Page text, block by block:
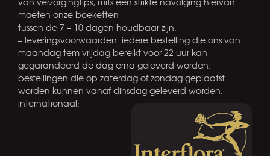
moeten onze boeketten
tussen de 7 – 10 dagen houdbaar zijn.
– leveringsvoorwaarden: iedere bestelling die ons van
maandag tem vrijdag bereikt voor 22 uur kan
gegarandeerd de dag erna geleverd worden.
bestellingen die op zaterdag of zondag geplaatst
worden kunnen vanaf dinsdag geleverd worden.
internationaal: